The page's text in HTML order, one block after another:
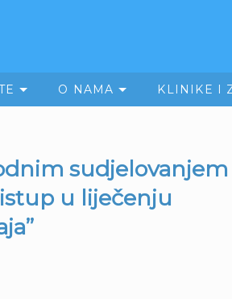
O NAMA KLINIKE I
sudjelovanjem
u liječenju